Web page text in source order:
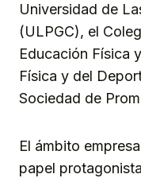
Universidad de
(ULPGC), el
Educación Física
Física y del
Sociedad de
El ámbito
papel